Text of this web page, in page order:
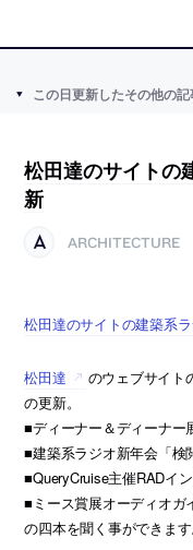
この日更新したその他の記
松田達のサイトの
新
ARCHITECTURE
松田達のサイトの建築系
松田達
のウェブサイト
の更新。
■ディーナー＆ディーナー
■建築系ラジオ新年会「検
■QueryCruise主催RADイ
■ミース賞展オーディオガ
の四本を聞く事ができます